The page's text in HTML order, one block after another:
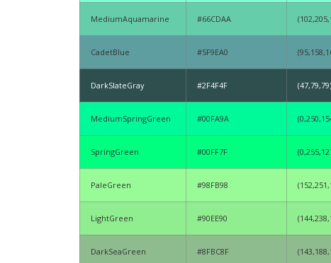
MediumAquamarine #66CDAA
CadetBlue #5F9EA0
DarkSlateGray #2F4F4F (47,79,79)
MediumSpringGreen #00FA9A
SpringGreen #00FF7F
PaleGreen #98FB98
LightGreen #90EE90
DarkSeaGreen #8FBC8F